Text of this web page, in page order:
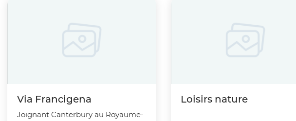
Via Francigena
Joignant Canterbury au Royaume-
Loisirs nature